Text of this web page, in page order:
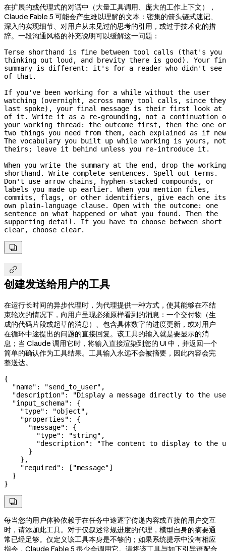
在扩展的或代理式的对话中（大量工具调用、庞大的工作上下文），
Claude Fable 5 可能会产生难以理解的文本：密集的箭头链式速记、
深入的实现细节、对用户从未见过的思考的引用，或过于技术化的措
辞。一段沟通风格的补充说明可以缓解这一问题：
Terse shorthand is fine between tool calls (that's you
thinking out loud, and brevity there is good). Your
summary is different: it's for a reader who didn't see
of that.
If you've been working for a while without the user
watching (overnight, across many tool calls, since they
last spoke), your final message is their first look at
of it. Write it as a
re-grounding,
not a continuation
your working thread: the outcome first, then the one or
two things you need from them, each explained as if
The vocabulary you built up while working is yours, not
theirs; leave it behind unless you
re-introduce it.
When you write the summary at the end, drop the working
shorthand. Write complete sentences. Spell out terms.
Don't use arrow chains,
hyphen-stacked
compounds, or
labels you made up earlier. When you mention files,
commits, flags, or other identifiers, give each one its
own plain-language clause. Open with the outcome: one
sentence on what happened or what you found. Then the
supporting detail. If you have to choose between short
clear, choose clear.


创建发送给用户的工具
在运行长时间的异步代理时，为代理提供一种方式，使其能够在不结
束轮次的情况下，向用户呈现必须原样看到的消息：一个交付物（生
成的代码片段或起草的消息）、包含具体数字的进度更新，或对用户
在循环中途提出的问题的直接回复。该工具的输入就是要显示的消
息；当 Claude 调用它时，将输入直接渲染到您的 UI 中，并返回一个
简单的确认作为工具结果。工具输入永远不会被摘要，因此内容会完
整送达。
{
  "name"
: "send_to_user" ,
  "description"
:
"Display a message directly to the
  "input_schema"
: {
    "type"
: "object" ,
    "properties"
: {
      "message"
: {
        "type"
: "string" ,
        "description"
:
"The content to display to the
      }
    },
    "required"
: [ "message"]
  }
}

每当您的用户体验依赖于在任务中途逐字传递内容或直接的用户交互
时，请添加此工具。对于仅叙述常规进度的代理，模型自身的摘要通
常已经足够。仅定义该工具本身是不够的；如果系统提示中没有相应
指令，Claude Fable 5 很少会调用它。请将该工具与如下引导语配合